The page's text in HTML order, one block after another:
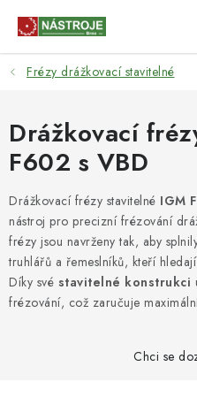
NÁSTROJE
AKCE
BRUSIVO
ELEKTRONÁŘADÍ
LEPENÍ A SPOJOVÁNÍ
RUČNÍ NÁŘADÍ, PŘÍPRAVKY
Frézy drážkovací stavitelné
Drážkovací
F602 s VBD
Drážkovací frézy stavitelné IGM
nástroj pro precizní frézování
frézy jsou navrženy tak, aby
truhlářů a řemeslníků, kteří
Díky své stavitelné konstrukci
frézování, což zaručuje
Chci se